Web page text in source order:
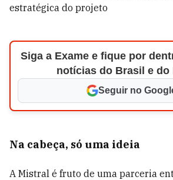
estratégica do projeto
Siga a Exame e fique por
notícias do Brasil e do
Seguir no
Na cabeça, só uma ideia
A Mistral é fruto de uma parceria